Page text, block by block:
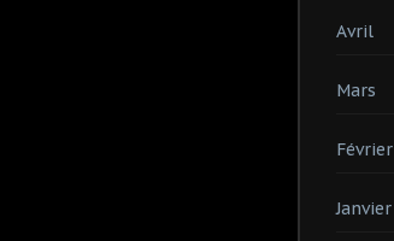
Avril
Mars
Février
Janvier